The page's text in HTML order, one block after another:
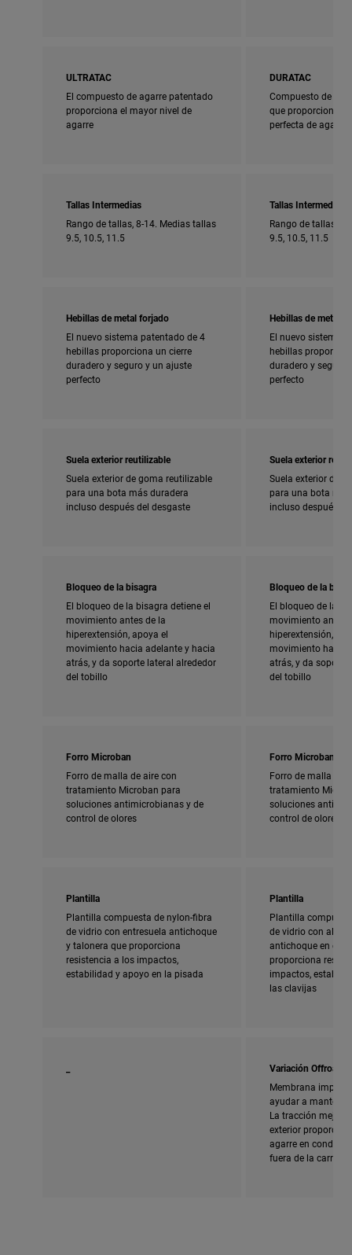
ULTRATAC
El compuesto de agarre patentado
proporciona el mayor nivel de
agarre
DURATAC
Compuesto de
que proporciona
perfecta de agarre
Tallas Intermedias
Rango de tallas, 8-14. Medias tallas
9.5, 10.5, 11.5
Tallas Intermedias
Rango de tallas,
9.5, 10.5, 11.5
Hebillas de metal forjado
El nuevo sistema patentado de 4
hebillas proporciona un cierre
duradero y seguro y un ajuste
perfecto
Hebillas de metal
El nuevo sistema
hebillas
duradero y seguro
perfecto
Suela exterior reutilizable
Suela exterior de goma reutilizable
para una bota más duradera
incluso después del desgaste
Suela exterior
Suela exterior de
para una bota
incluso después
Bloqueo de la bisagra
El bloqueo de la bisagra detiene el
movimiento antes de la
hiperextensión, apoya el
movimiento hacia adelante y hacia
atrás, y da soporte lateral alrededor
del tobillo
Bloqueo de la
El bloqueo de la
movimiento antes
hiperextensión,
movimiento hacia
atrás, y da soporte
del tobillo
Forro Microban
Forro de malla de aire con
tratamiento Microban para
soluciones antimicrobianas y de
control de olores
Forro Microban
Forro de malla de
tratamiento
soluciones
control de olores
Plantilla
Plantilla compuesta de nylon-fibra
de vidrio con entresuela antichoque
y talonera que proporciona
resistencia a los impactos,
estabilidad y apoyo en la pisada
Plantilla
Plantilla
de vidrio con
antichoque en el
proporciona
impactos,
las clavijas
Variación Offroad
Membrana
ayudar a
La tracción
exterior
agarre en
fuera de la